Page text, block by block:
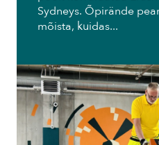
Sydneys. Õpirände
mõista, kuidas...